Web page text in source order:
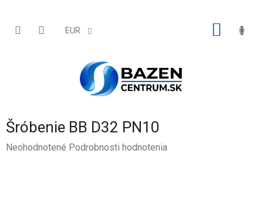
obsah
EUR
Šróbenie BB D32 PN10
Priemerné
Neohodnotené Podrobnosti hodnotenia